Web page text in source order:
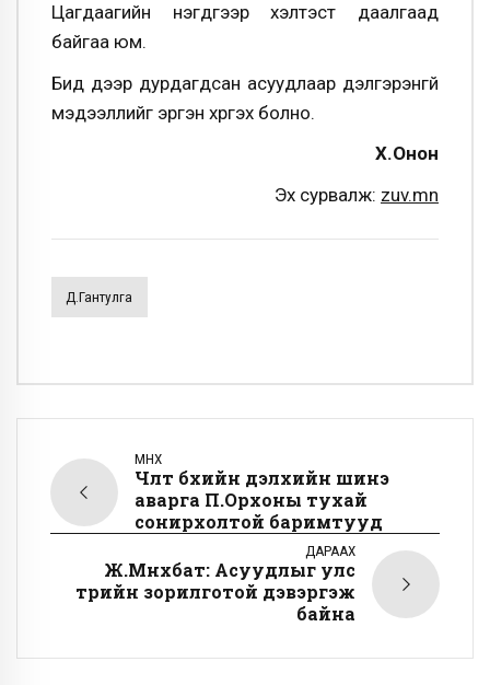
Цагдаагийн нэгдүгээр хэлтэст даалгаад
байгаа юм.
Бид дээр дурдагдсан асуудлаар дэлгэрэнгүй
мэдээллийг эргэн хүргэх болно.
Х.Онон
Эх сурвалж: zuv.mn
Д.Гантулга
ӨМНӨХ
Чөлөөт бөхийн дэлхийн шинэ
аварга П.Орхоны тухай
сонирхолтой баримтууд
ДАРААХ
Ж.Мөнхбат: Асуудлыг улс
төрийн зорилготой дэвэргэж
байна